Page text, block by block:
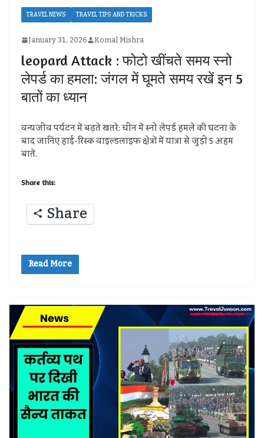
TRAVEL NEWS TRAVEL TIPS AND TRICKS
January 31, 2026 Komal Mishra
leopard Attack : फोटो खींचते समय स्नो
लेपर्ड का हमला: जंगल में घूमते समय रखें इन 5
बातों का ध्यान
वन्यजीव पर्यटन में बढ़ते खतरे: चीन में स्नो लेपर्ड हमले की घटना के
बाद जानिए हाई-रिस्क वाइल्डलाइफ क्षेत्रों में यात्रा से जुड़ी 5 अहम
बातें.
Share this:
Share
Read More